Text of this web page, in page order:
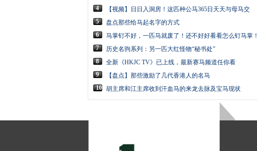
4
【视频】日日入洞房！这匹种公马365日天天与母马交
5
盘点那些给马起名字的方式
6
马掌钉不好，一匹马就废了！还不好好看看怎么钉马掌！
7
历史名驹系列：另一匹大红怪物“秘书处”
8
全新《HKJC TV》已上线，最新赛马频道任你看
9
【盘点】那些激励了几代香港人的名马
10 胡主席和江主席收到汗血马的来龙去脉及宝马现状